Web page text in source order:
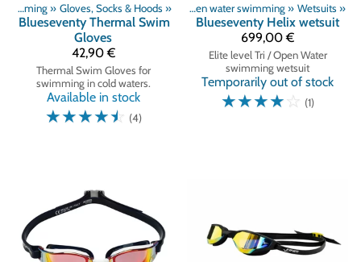
Open water swimming ‪» Gloves, Socks & Hoods ‪»
Blueseventy Thermal Swim
Gloves
42,90 €
Thermal Swim Gloves for
swimming in cold waters.
Available in stock
☆☆☆☆☆ (4)
Products‪»Swimming Open water swimming ‪» Wetsuits ‪»
Blueseventy Helix wetsuit
699,00 €
Elite level Tri / Open Water
swimming wetsuit
Temporarily out of stock
☆☆☆☆☆ (1)